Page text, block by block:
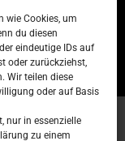
wie Cookies, um
du diesen
eindeutige IDs auf
oder zurückziehst,
Wir teilen diese
oder auf Basis
nur in essenzielle
zu einem